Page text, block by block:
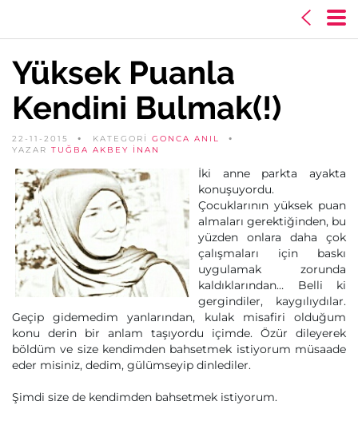
Yüksek Puanla
Kendini Bulmak(!)
22-11-2015 KATEGORİ GONCA ANIL
YAZAR TUĞBA AKBEY İNAN
İki anne parkta ayakta
konuşuyordu.
Çocuklarının yüksek puan
almaları gerektiğinden, bu
yüzden onlara daha çok
çalışmaları için baskı
uygulamak zorunda
kaldıklarından… Belli ki
gergindiler, kaygılıydılar.
Geçip gidemedim yanlarından, kulak misafiri olduğum
konu derin bir anlam taşıyordu içimde. Özür dileyerek
böldüm ve size kendimden bahsetmek istiyorum müsaade
eder misiniz, dedim, gülümseyip dinlediler.
Şimdi size de kendimden bahsetmek istiyorum.